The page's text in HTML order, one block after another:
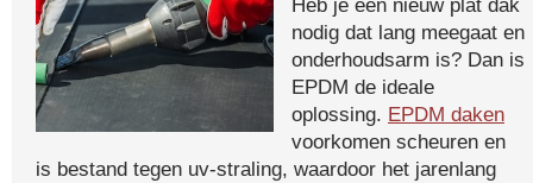
Heb je een nieuw plat dak
nodig dat lang meegaat en
onderhoudsarm is? Dan is
EPDM de ideale
oplossing. EPDM daken
voorkomen scheuren en
is bestand tegen uv-straling, waardoor het jarenlang